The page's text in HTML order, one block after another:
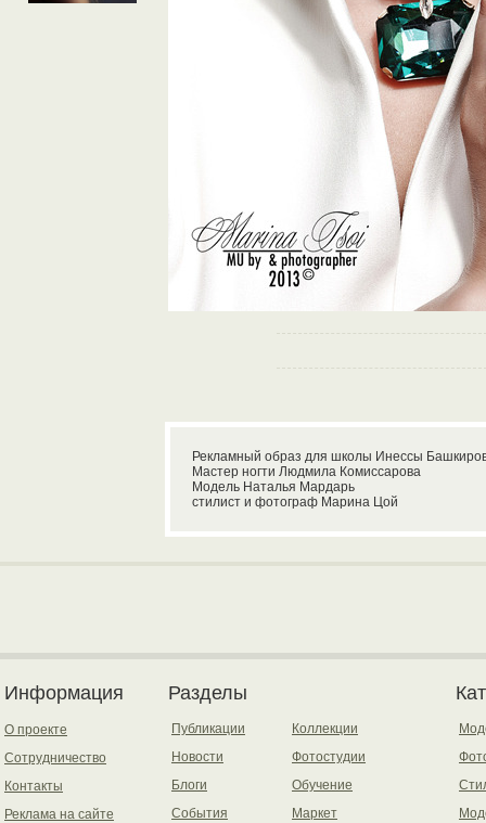
Рекламный образ для школы Инессы
Мастер ногти Людмила Комиссарова
Модель Наталья Мардарь
стилист и фотограф Марина Цой
Информация
О проекте
Сотрудничество
Контакты
Реклама на сайте
Разделы
Публикации
Новости
Блоги
События
Коллекции
Фотостудии
Обучение
Маркет